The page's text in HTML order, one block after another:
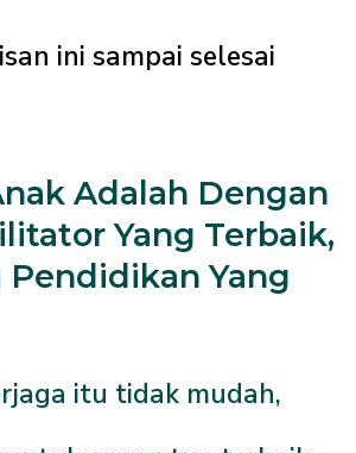
ini sampai selesai
Adalah Dengan
Yang Terbaik,
Pendidikan Yang
itu tidak mudah,